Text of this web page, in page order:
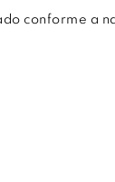
conforme a